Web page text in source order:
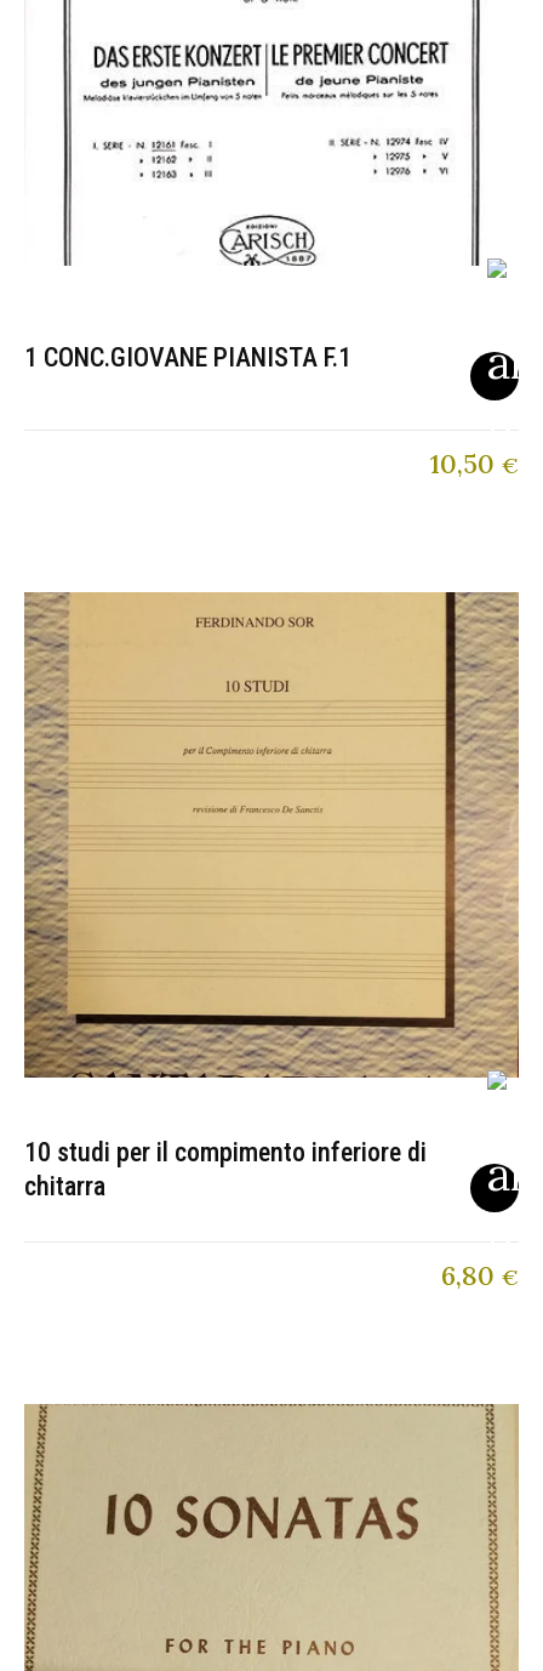
1 CONC.GIOVANE PIANISTA F.1
10,50 €
10 studi per il compimento inferiore di
chitarra
6,80 €